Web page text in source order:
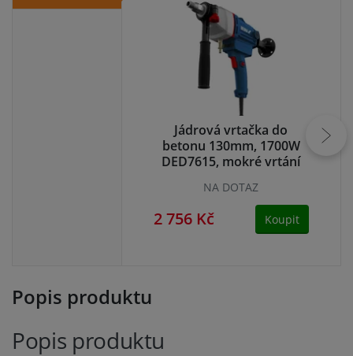
Jádrová vrtačka do
betonu 130mm, 1700W
DED7615, mokré vrtání
NA DOTAZ
2 756 Kč Koupit
Popis produktu
Popis produktu